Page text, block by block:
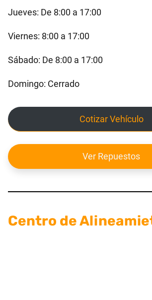
Jueves: De 8:00 a 17:00
Viernes: 8:00 a 17:00
Sábado: De 8:00 a 17:00
Domingo: Cerrado
Cotizar Vehículo
Ver Repuestos
Centro de